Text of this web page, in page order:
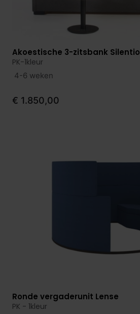
Bekijk product
Akoestische 3-zitsbank Silentio
PK-1kleur
4-6 weken
€ 1.850,00
Bekijk product
Ronde vergaderunit Lense
PK - 1kleur